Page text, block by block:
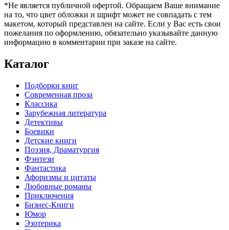
*Не является публичной офертой. Обращаем Ваше внимание
на то, что цвет обложки и шрифт может не совпадать с тем
макетом, который представлен на сайте. Если у Вас есть свои
пожелания по оформлению, обязательно указывайте данную
информацию в комментарии при заказе на сайте.
Каталог
Подборки книг
Современная проза
Классика
Зарубежная литература
Детективы
Боевики
Детские книги
Поэзия, Драматургия
Фэнтези
Фантастика
Афоризмы и цитаты
Любовные романы
Приключения
Бизнес-Книги
Юмор
Эзотерика